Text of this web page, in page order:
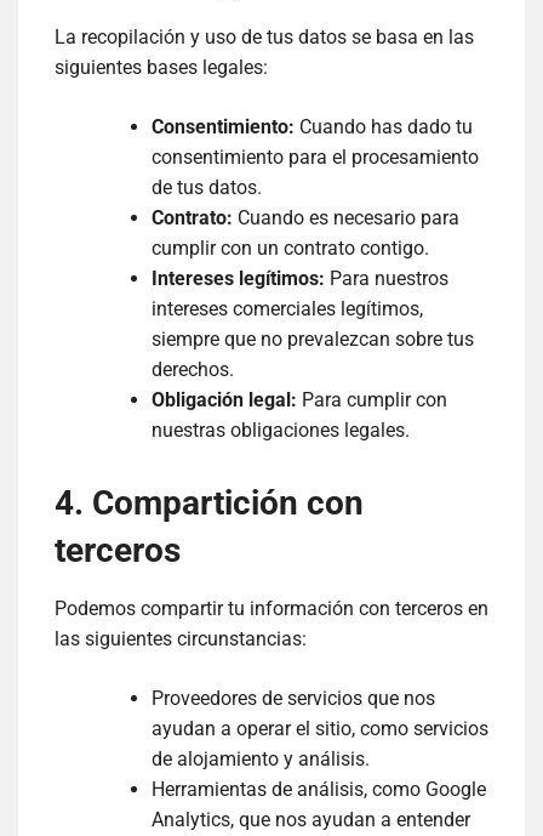
La recopilación y uso de tus datos se basa en las
siguientes bases legales:
Consentimiento: Cuando has dado tu
consentimiento para el procesamiento
de tus datos.
Contrato: Cuando es necesario para
cumplir con un contrato contigo.
Intereses legítimos: Para nuestros
intereses comerciales legítimos,
siempre que no prevalezcan sobre tus
derechos.
Obligación legal: Para cumplir con
nuestras obligaciones legales.
4. Compartición con
terceros
Podemos compartir tu información con terceros en
las siguientes circunstancias:
Proveedores de servicios que nos
ayudan a operar el sitio, como servicios
de alojamiento y análisis.
Herramientas de análisis, como Google
Analytics, que nos ayudan a entender